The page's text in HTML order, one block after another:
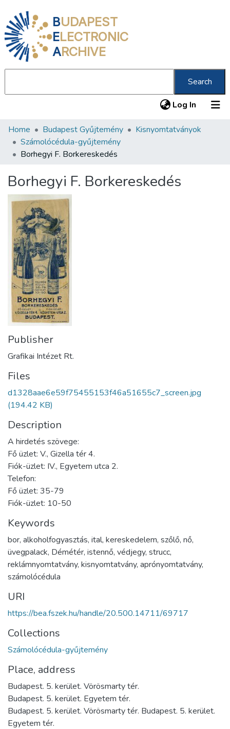
BUDAPEST
ELECTRONIC
ARCHIVE
Search
Log In (current)
Communities & Collections
All of DSpace
About us
Home Budapest Gyűjtemény
Kisnyomtatványok
Számolócédula-gyűjtemény
Borhegyi F. Borkereskedés
Borhegyi F. Borkereskedés
Publisher
Grafikai Intézet Rt.
Files
d1328aae6e59f75455153f46a51655c7_screen.jpg
(194.42 KB)
Description
A hirdetés szövege:
Fő üzlet: V., Gizella tér 4.
Fiók-üzlet: IV., Egyetem utca 2.
Telefon:
Fő üzlet: 35-79
Fiók-üzlet: 10-50
Keywords
bor, alkoholfogyasztás, ital, kereskedelem, szőlő, nő,
üvegpalack, Démétér, istennő, védjegy, strucc,
reklámnyomtatvány, kisnyomtatvány, aprónyomtatvány,
számolócédula
URI
https://bea.fszek.hu/handle/20.500.14711/69717
Collections
Számolócédula-gyűjtemény
Place, address
Budapest. 5. kerület. Vörösmarty tér.
Budapest. 5. kerület. Egyetem tér.
Budapest. 5. kerület. Vörösmarty tér. Budapest. 5. kerület.
Egyetem tér.